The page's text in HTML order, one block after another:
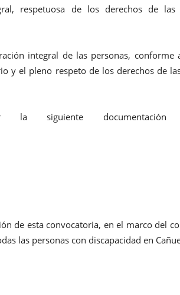
respetuosa de los derechos de las
integral de las personas, conforme
y el pleno respeto de los derechos de
la siguiente
de esta convocatoria, en el marco del
las personas con discapacidad en